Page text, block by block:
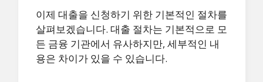
이제 대출을 신청하기 위한 기본적인 절차를
살펴보겠습니다. 대출 절차는 기본적으로 모
든 금융 기관에서 유사하지만, 세부적인 내
용은 차이가 있을 수 있습니다.